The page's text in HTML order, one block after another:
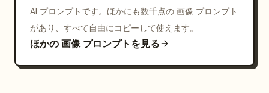
AI プロンプトです。ほかにも数千点の 画像 プロンプト
があり、すべて自由にコピーして使えます。
ほかの 画像 プロンプトを見る